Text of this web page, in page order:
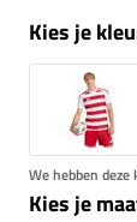
Kies je
We hebben deze
Kies je